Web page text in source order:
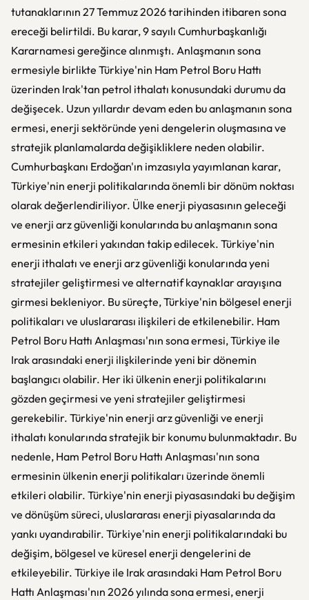
tutanaklarının 27 Temmuz 2026 tarihinden itibaren sona
ereceği belirtildi. Bu karar, 9 sayılı Cumhurbaşkanlığı
Kararnamesi gereğince alınmıştı. Anlaşmanın sona
ermesiyle birlikte Türkiye'nin Ham Petrol Boru Hattı
üzerinden Irak'tan petrol ithalatı konusundaki durumu da
değişecek. Uzun yıllardır devam eden bu anlaşmanın sona
ermesi, enerji sektöründe yeni dengelerin oluşmasına ve
stratejik planlamalarda değişikliklere neden olabilir.
Cumhurbaşkanı Erdoğan'ın imzasıyla yayımlanan karar,
Türkiye'nin enerji politikalarında önemli bir dönüm noktası
olarak değerlendiriliyor. Ülke enerji piyasasının geleceği
ve enerji arz güvenliği konularında bu anlaşmanın sona
ermesinin etkileri yakından takip edilecek. Türkiye'nin
enerji ithalatı ve enerji arz güvenliği konularında yeni
stratejiler geliştirmesi ve alternatif kaynaklar arayışına
girmesi bekleniyor. Bu süreçte, Türkiye'nin bölgesel enerji
politikaları ve uluslararası ilişkileri de etkilenebilir. Ham
Petrol Boru Hattı Anlaşması'nın sona ermesi, Türkiye ile
Irak arasındaki enerji ilişkilerinde yeni bir dönemin
başlangıcı olabilir. Her iki ülkenin enerji politikalarını
gözden geçirmesi ve yeni stratejiler geliştirmesi
gerekebilir. Türkiye'nin enerji arz güvenliği ve enerji
ithalatı konularında stratejik bir konumu bulunmaktadır. Bu
nedenle, Ham Petrol Boru Hattı Anlaşması'nın sona
ermesinin ülkenin enerji politikaları üzerinde önemli
etkileri olabilir. Türkiye'nin enerji piyasasındaki bu değişim
ve dönüşüm süreci, uluslararası enerji piyasalarında da
yankı uyandırabilir. Türkiye'nin enerji politikalarındaki bu
değişim, bölgesel ve küresel enerji dengelerini de
etkileyebilir. Türkiye ile Irak arasındaki Ham Petrol Boru
Hattı Anlaşması'nın 2026 yılında sona ermesi, enerji